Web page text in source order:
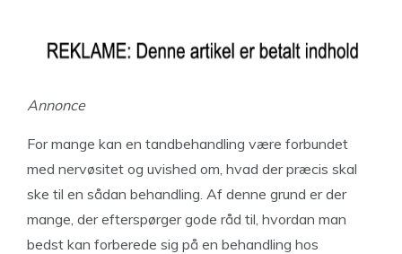
Annonce
For mange kan en tandbehandling være forbundet
med nervøsitet og uvished om, hvad der præcis skal
ske til en sådan behandling. Af denne grund er der
mange, der efterspørger gode råd til, hvordan man
bedst kan forberede sig på en behandling hos